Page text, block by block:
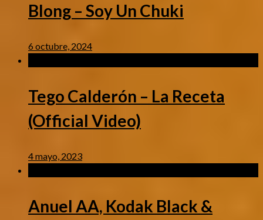
Blong – Soy Un Chuki
6 octubre, 2024
Tego Calderón – La Receta
(Official Video)
4 mayo, 2023
Anuel AA, Kodak Black &